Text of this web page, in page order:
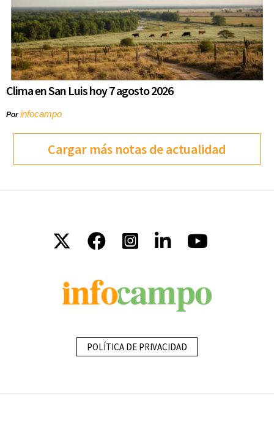
Clima en San Luis hoy 7 agosto 2026
Porinfocampo
Cargar más notas de actualidad
POLÍTICA DE PRIVACIDAD